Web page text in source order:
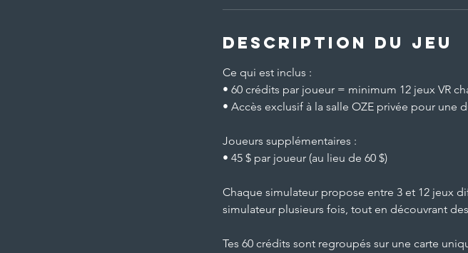
Description du jeu
Ce qui est inclus :
• 60 crédits par joueur = minimum 12 jeux VR
• Accès exclusif à la salle OZE privée pour une
Joueurs supplémentaires :
• 45 $ par joueur (au lieu de 60 $)
Chaque simulateur propose entre 3 et 12 jeux
simulateur plusieurs fois, tout en découvrant
Tes 60 crédits sont regroupés sur une carte